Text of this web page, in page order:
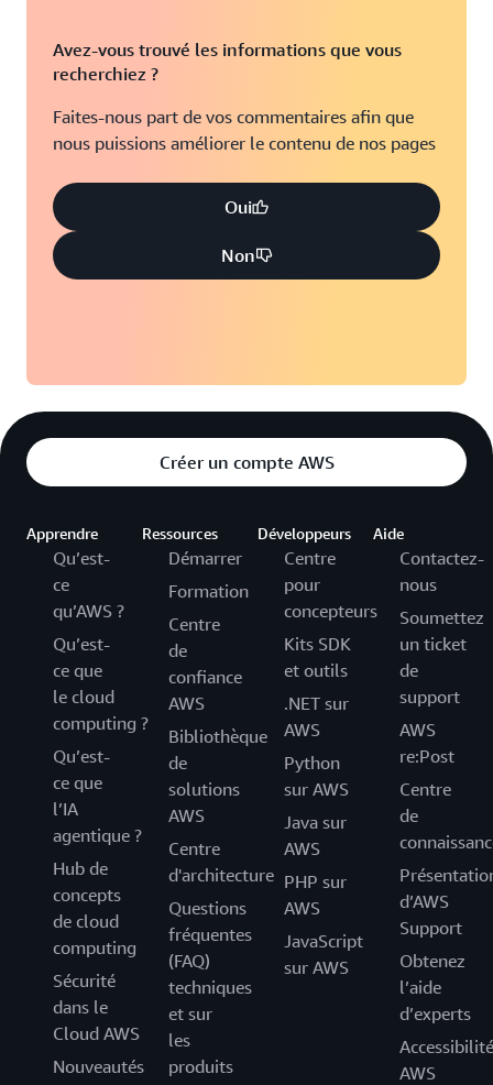
Avez-vous trouvé les informations que vous
recherchiez ?
Faites-nous part de vos commentaires afin que
nous puissions améliorer le contenu de nos pages
Oui
Non
Créer un compte AWS
Apprendre
Qu’est-
ce
qu’AWS ?
Qu’est-
ce que
le cloud
computing ?
Qu’est-
ce que
l’IA
agentique ?
Hub de
concepts
de cloud
computing
Sécurité
dans le
Cloud AWS
Nouveautés
Ressources
Démarrer
Formation
Centre
de
confiance
AWS
Bibliothèque
de
solutions
AWS
Centre
d'architecture
Questions
fréquentes
(FAQ)
techniques
et sur
les
produits
Développeurs
Centre
pour
concepteurs
Kits SDK
et outils
.NET sur
AWS
Python
sur AWS
Java sur
AWS
PHP sur
AWS
JavaScript
sur AWS
Aide
Contactez-
nous
Soumettez
un ticket
de
support
AWS
re:Post
Centre
de
d’AWS
Support
Obtenez
l’aide
d’experts
Accessibilité
AWS